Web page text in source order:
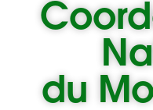
du